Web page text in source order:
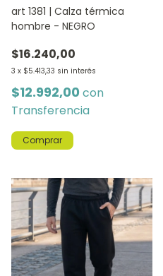
art 1381 | Calza térmica
hombre - NEGRO
$16.240,00
3 x $5.413,33 sin interés
$12.992,00 con
Transferencia
Comprar